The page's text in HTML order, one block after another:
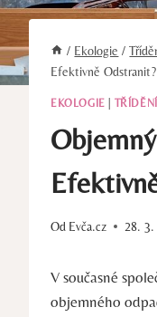
/ Ekologie /
Efektivně Odstranit?
EKOLOGIE
Od Evča.cz 28. 3.
V současné
objemného